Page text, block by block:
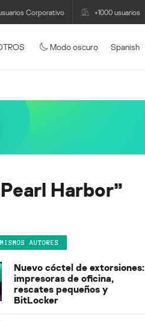
Corporativo +1000 usuarios
Modo oscuro Spanish
Harbor”
AUTORES
Nuevo cóctel de extorsiones:
impresoras de oficina,
rescates pequeños y
BitLocker